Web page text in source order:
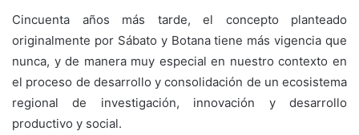
Cincuenta años más tarde, el concepto planteado
originalmente por Sábato y Botana tiene más vigencia que
nunca, y de manera muy especial en nuestro contexto en
el proceso de desarrollo y consolidación de un ecosistema
regional de investigación, innovación y desarrollo
productivo y social.